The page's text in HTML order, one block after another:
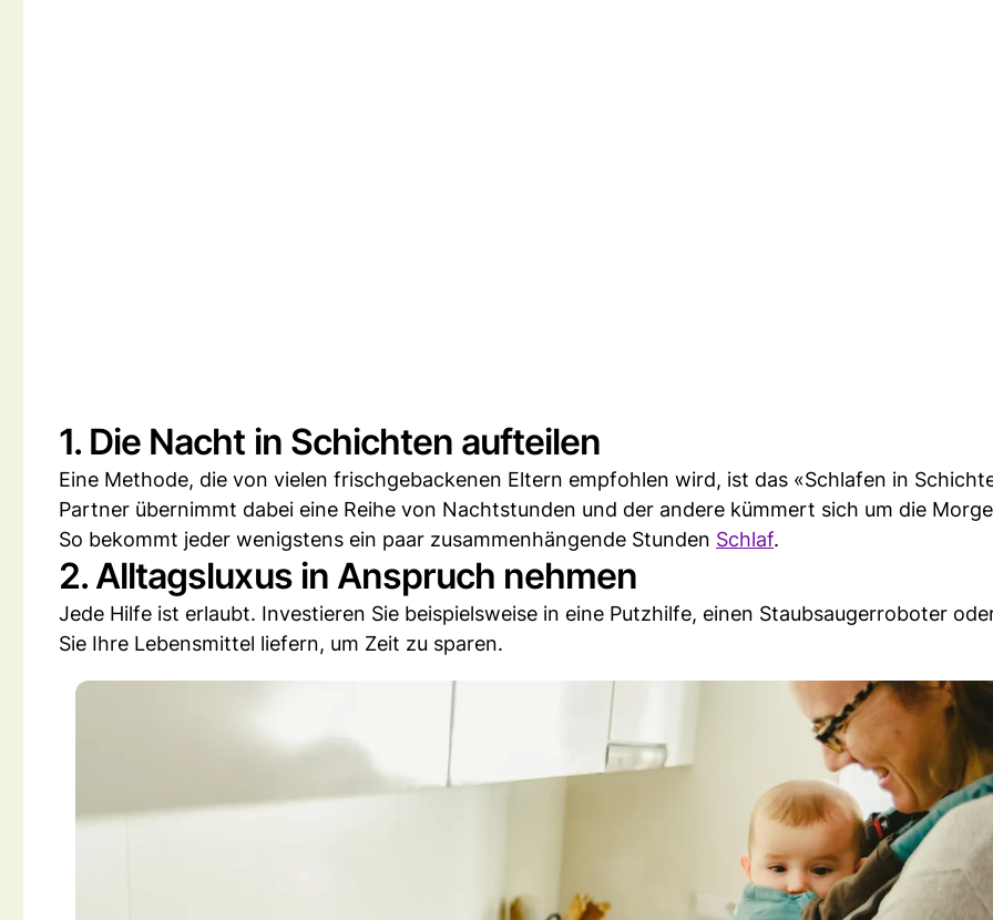
1. Die Nacht in Schichten aufteilen
Eine Methode, die von vielen frischgebackenen Eltern empfohlen wird, ist das «Schlafen in
Partner übernimmt dabei eine Reihe von Nachtstunden und der andere kümmert sich um die
So bekommt jeder wenigstens ein paar zusammenhängende Stunden Schlaf.
2. Alltagsluxus in Anspruch nehmen
Jede Hilfe ist erlaubt. Investieren Sie beispielsweise in eine Putzhilfe, einen Staubsaugerroboter
Sie Ihre Lebensmittel liefern, um Zeit zu sparen.